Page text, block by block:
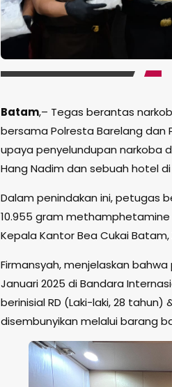
Batam,– Tegas berantas
bersama Polresta Barelang dan
upaya penyelundupan narkoba
Hang Nadim dan sebuah hotel
Dalam penindakan ini, petugas
10.955 gram
Kepala Kantor Bea Cukai Batam,
Firmansyah, menjelaskan
Januari 2025 di Bandara
berinisial RD (Laki-laki, 28
disembunyikan melalui barang